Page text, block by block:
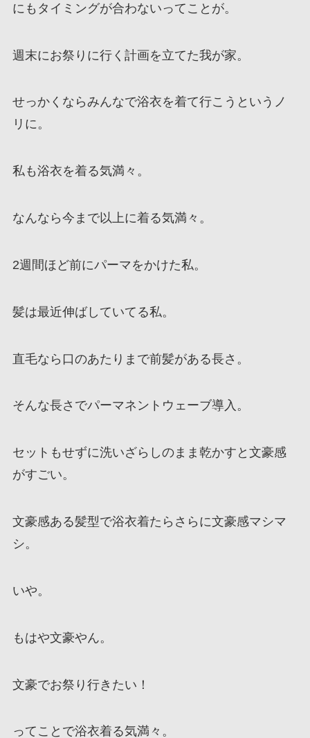
にもタイミングが合わないってことが。
週末にお祭りに行く計画を立てた我が家。
せっかくならみんなで浴衣を着て行こうというノ
リに。
私も浴衣を着る気満々。
なんなら今まで以上に着る気満々。
2週間ほど前にパーマをかけた私。
髪は最近伸ばしていてる私。
直毛なら口のあたりまで前髪がある長さ。
そんな長さでパーマネントウェーブ導入。
セットもせずに洗いざらしのまま乾かすと文豪感
がすごい。
文豪感ある髪型で浴衣着たらさらに文豪感マシマ
シ。
いや。
もはや文豪やん。
文豪でお祭り行きたい！
ってことで浴衣着る気満々。